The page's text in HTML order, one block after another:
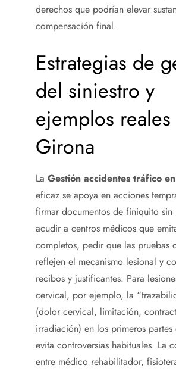
derechos que podrían elevar
compensación final.
Estrategias de
del siniestro y
ejemplos
Girona
La Gestión accidentes tráfico
eficaz se apoya en acciones
firmar documentos de finiquito sin
acudir a centros médicos que
completos, pedir que las pruebas
reflejen el mecanismo lesional y
recibos y justificantes. Para
cervical, por ejemplo, la
(dolor cervical, limitación,
irradiación) en los primeros partes
evita controversias habituales. La
entre médico rehabilitador,